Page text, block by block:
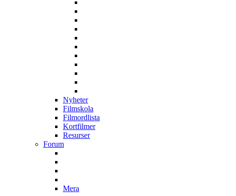
Nyheter
Filmskola
Filmordlista
Kortfilmer
Resurser
Forum
Mera